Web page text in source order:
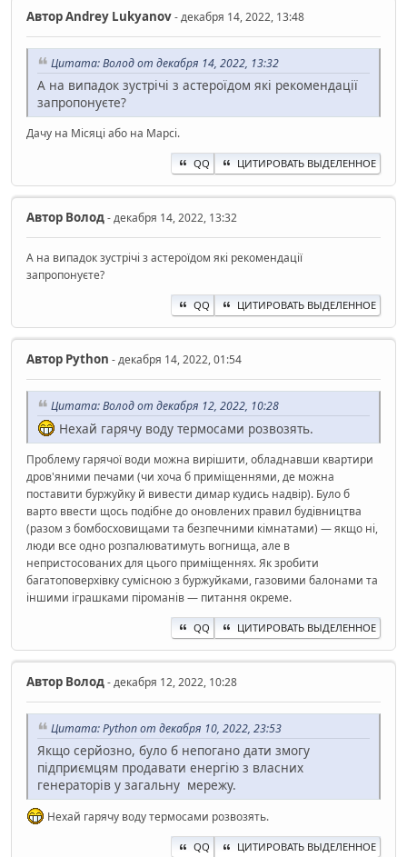
АвторAndrey Lukyanov- декабря 14, 2022, 13:48
Цитата: Волод от декабря 14, 2022, 13:32
А на випадок зустрічі з астероїдом які рекомендації
запропонуєте?
Дачу на Місяці або на Марсі.
QQ ЦИТИРОВАТЬ ВЫДЕЛЕННОЕ
Автор Волод- декабря 14, 2022, 13:32
А на випадок зустрічі з астероїдом які рекомендації
запропонуєте?
QQ ЦИТИРОВАТЬ ВЫДЕЛЕННОЕ
Автор Python - декабря 14, 2022, 01:54
Цитата: Волод от декабря 12, 2022, 10:28
Нехай гарячу воду термосами розвозять.
Проблему гарячої води можна вирішити, обладнавши квартири
дров'яними печами (чи хоча б приміщеннями, де можна
поставити буржуйку й вивести димар кудись надвір). Було б
варто ввести щось подібне до оновлених правил будівництва
(разом з бомбосховищами та безпечними кімнатами) — якщо ні,
люди все одно розпалюватимуть вогнища, але в
непристосованих для цього приміщеннях. Як зробити
багатоповерхівку сумісною з буржуйками, газовими балонами та
іншими іграшками піроманів — питання окреме.
QQ ЦИТИРОВАТЬ ВЫДЕЛЕННОЕ
Автор Волод- декабря 12, 2022, 10:28
Цитата: Python от декабря 10, 2022, 23:53
Якщо серйозно, було б непогано дати змогу
підприємцям продавати енергію з власних
генераторів у загальну мережу.
Нехай гарячу воду термосами розвозять.
QQ ЦИТИРОВАТЬ ВЫДЕЛЕННОЕ